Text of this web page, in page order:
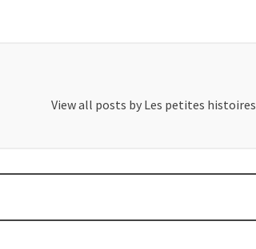
View all posts by Les petites histoires